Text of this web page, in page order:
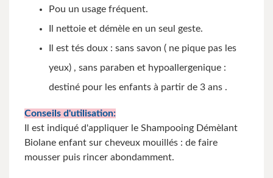
Pou un usage fréquent.
Il nettoie et démèle en un seul geste.
Il est tés doux : sans savon ( ne pique pas les
yeux) , sans paraben et hypoallergenique :
destiné pour les enfants à partir de 3 ans .
Conseils d'utilisation:
Il est indiqué d'appliquer le Shampooing Démèlant
Biolane enfant sur cheveux mouillés : de faire
mousser puis rincer abondamment.